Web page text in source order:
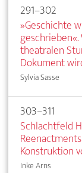
291–302
»Geschichte
theatralen
Dokument
Sylvia Sasse
303–311
Schlachtfeld
Konstruktion
Inke Arns